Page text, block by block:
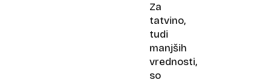
Za
tatvino,
tudi
manjših
vrednosti,
so